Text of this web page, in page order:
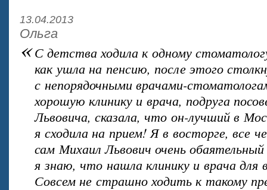
13.04.2013
Ольга
« С детства ходила к одному
как ушла на пенсию, после этого
с непорядочными врачами-
хорошую клинику и врача, подруга
Львовича, сказала, что он-лучший в
я сходила на прием! Я в восторге, все
сам Михаил Львович очень обаятельный
я знаю, что нашла клинику и врача для
Совсем не страшно ходить к такому